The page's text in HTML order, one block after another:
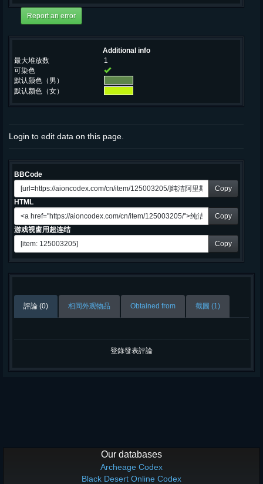
Additional info
最大堆放数
1
可染色
默认颜色（男）
默认颜色（女）
Login to edit data on this page.
BBCode
Copy
HTML
Copy
游戏视窗用超连结
Copy
評論 (0) 相同外观物品 Obtained from 截圖 (1)
登錄發表評論
Our databases
Archeage Codex
Black Desert Online Codex